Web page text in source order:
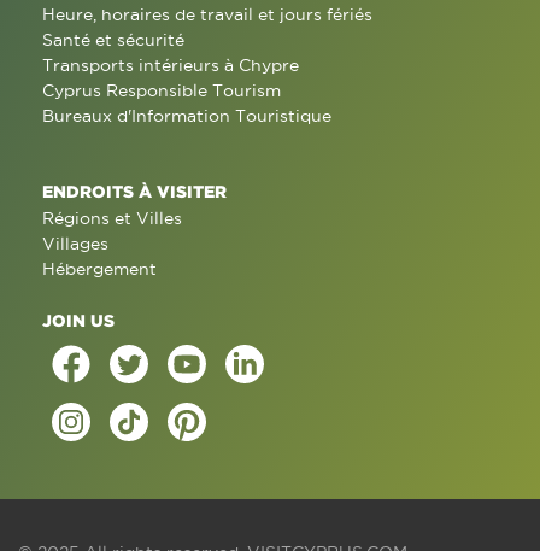
Heure, horaires de travail et jours fériés
Santé et sécurité
Transports intérieurs à Chypre
Cyprus Responsible Tourism
Bureaux d'Information Touristique
ENDROITS À VISITER
Régions et Villes
Villages
Hébergement
JOIN US